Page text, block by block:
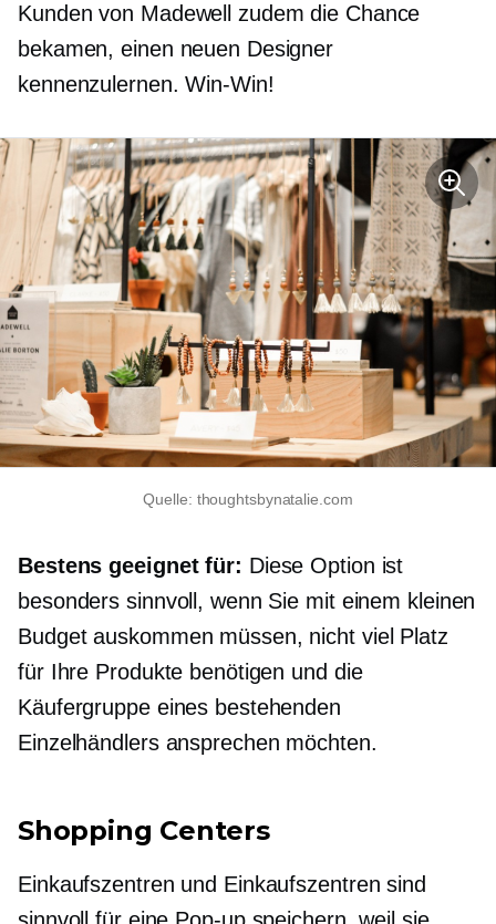
Kunden von Madewell zudem die Chance
bekamen, einen neuen Designer
kennenzulernen.Win-Win!
Quelle: thoughtsbynatalie.com
Bestens geeignet für: Diese Option ist
besonders sinnvoll, wenn Sie mit einem kleinen
Budget auskommen müssen, nicht viel Platz
für Ihre Produkte benötigen und die
Käufergruppe eines bestehenden
Einzelhändlers ansprechen möchten.
Shopping Centers
Einkaufszentren und Einkaufszentren sind